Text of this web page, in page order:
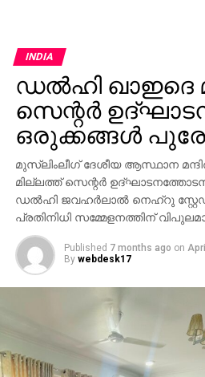
INDIA
ഡല്‍ഹി ഖാഇദെ
സെന്റര്‍
ഒരുക്കങ്ങള്‍
മുസ്‌ലിംലീഗ് ദേശീയ ആസ്ഥാന
മില്ലത്ത് സെന്റര്‍
ഡല്‍ഹി ജവഹര്‍ലാല്‍ നെഹ്‌റു
പ്രതിനിധി സമ്മേളനത്തിന്
Published 7 months ago on
By webdesk17